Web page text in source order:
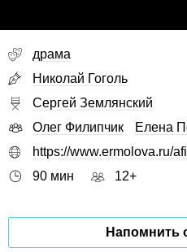
драма
Николай Гоголь
Сергей Землянский
Олег Филипчик
Елена
https://www.ermolova.ru/
90 мин
12+
Напомнить